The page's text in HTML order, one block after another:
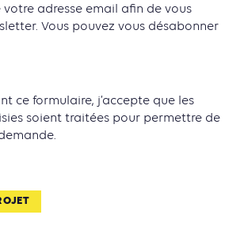
votre adresse email afin de vous
Vous pouvez vous désabonner
ce formulaire, j’accepte que les
soient traitées pour permettre de